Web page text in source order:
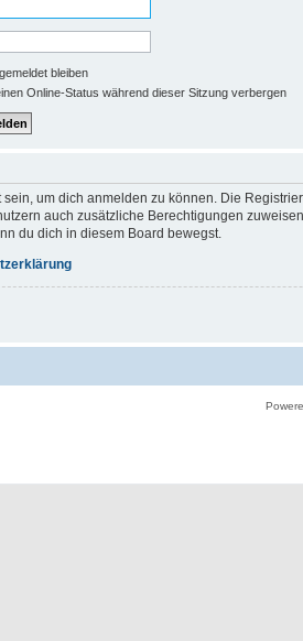
bleiben
Online-Status während dieser Sitzung verbergen
um dich anmelden zu können. Die
auch zusätzliche Berechtigungen
du dich in diesem Board bewegst.